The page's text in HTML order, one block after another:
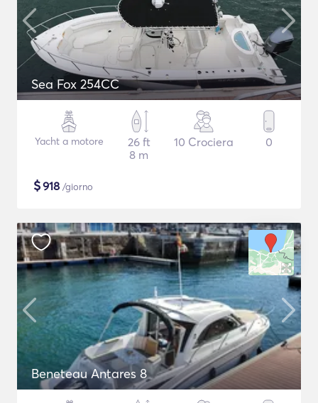
Sea Fox 254CC
Yacht a motore
26 ft
8 m
10 Crociera 0
$918 /giorno
Beneteau Antares 8